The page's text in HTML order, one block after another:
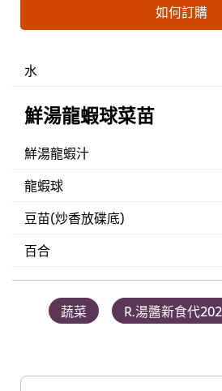
如何訂購
水
鮮湯龍蝦球菜苗
鮮湯龍蝦汁
龍蝦球
豆苗(炒香放碟底)
百合
蔬菜 R.湯醬新食代